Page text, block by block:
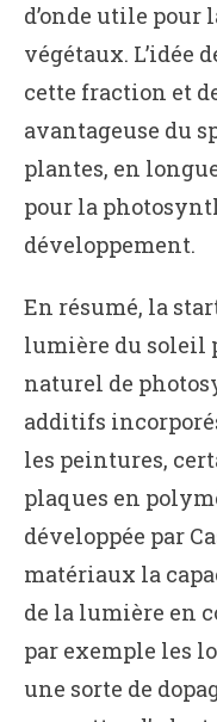
d’onde utile pour
végétaux. L’idée
cette fraction et
avantageuse du
plantes, en
pour la
développement.
En résumé, la
lumière du soleil
naturel de
additifs
les peintures,
plaques en
développée par
matériaux la
de la lumière en
par exemple les
une sorte de